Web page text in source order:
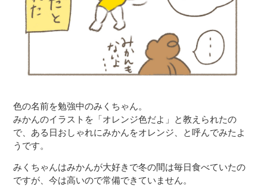
色の名前を勉強中のみくちゃん。
みかんのイラストを「オレンジ色だよ」と教えられたの
で、ある日おしゃれにみかんをオレンジ、と呼んでみたよ
うです。
みくちゃんはみかんが大好きで冬の間は毎日食べていたの
ですが、今は高いので常備できていません。